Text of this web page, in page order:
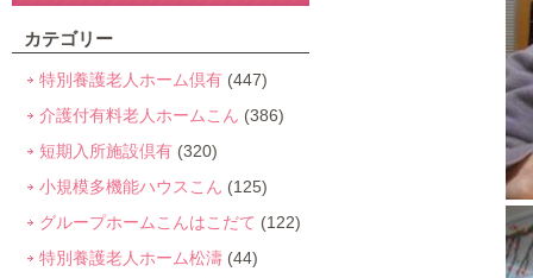
カテゴリー
特別養護老人ホーム倶有 (447)
介護付有料老人ホームこん (386)
短期入所施設倶有 (320)
小規模多機能ハウスこん (125)
グループホームこんはこだて (122)
特別養護老人ホーム松濤 (44)